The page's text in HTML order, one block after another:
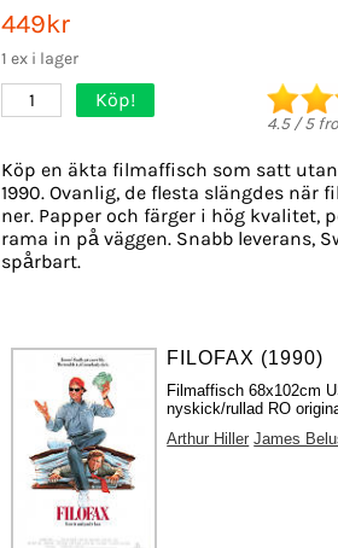
449kr
1 ex i lager
1 Köp!
4.5/5
Köp en äkta filmaffisch som satt
1990. Ovanlig, de flesta slängdes när
ner. Papper och färger i hög kvalitet,
rama in på väggen. Snabb leverans,
spårbart.
FILOFAX (1990)
Filmaffisch 68x102cm
nyskick/rullad RO
Arthur Hiller James